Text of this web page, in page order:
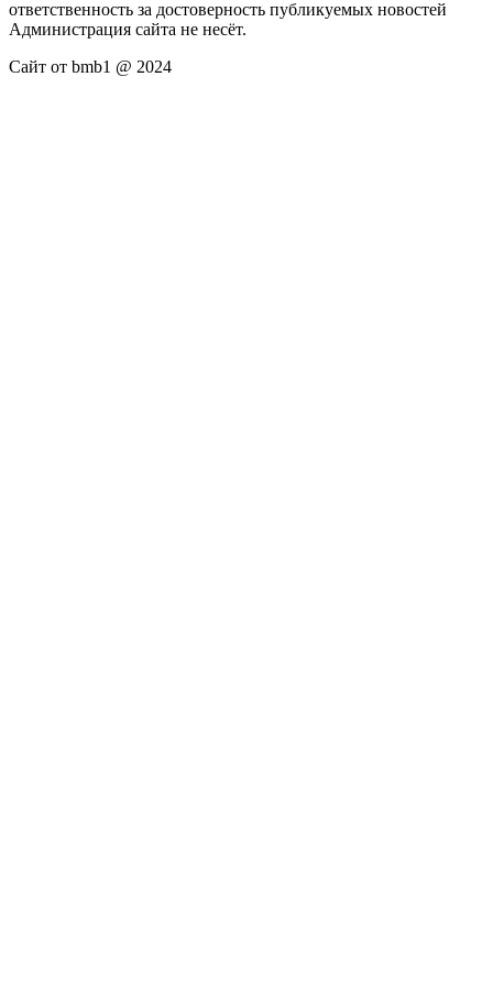
ответственность за достоверность публикуемых новостей
Администрация сайта не несёт.
Сайт от bmb1 @ 2024